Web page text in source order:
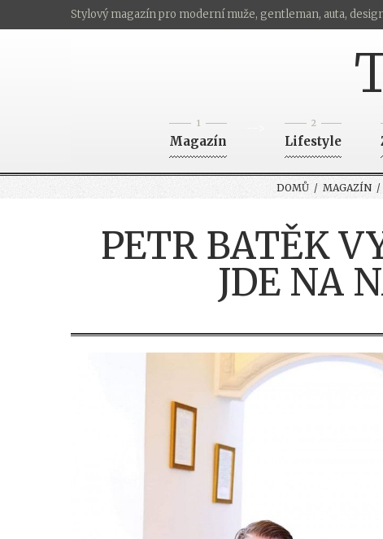
Stylový magazín pro moderní muže, gentleman, auta,
1
Magazín
2
Lifestyle
DOMŮ/ MAGAZÍN/
PETR BATĚK
JDE NA